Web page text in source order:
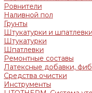
Ровнители
Наливной пол
Грунты
Штукатурки и шпатлевки
Штукатурки
Шпатлевки
Ремонтные составы
Латексные добавки,
Средства очистки
Инструменты